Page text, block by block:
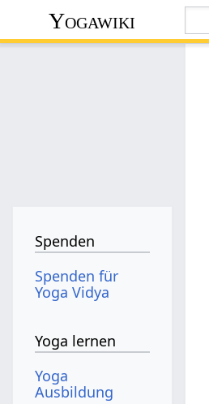
Yogawiki
Spenden
Spenden für
Yoga Vidya
Yoga lernen
Yoga
Ausbildung